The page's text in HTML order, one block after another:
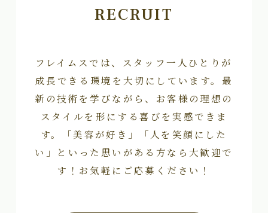
RECRUIT
フレイムスでは、スタッフ一人ひとりが
成長できる環境を大切にしています。最
新の技術を学びながら、お客様の理想の
スタイルを形にする喜びを実感できま
す。「美容が好き」「人を笑顔にした
い」といった思いがある方なら大歓迎で
す！お気軽にご応募ください！